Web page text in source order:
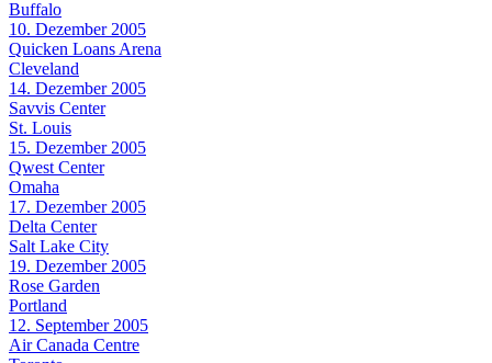
Buffalo
10. Dezember 2005
Quicken Loans Arena
Cleveland
14. Dezember 2005
Savvis Center
St. Louis
15. Dezember 2005
Qwest Center
Omaha
17. Dezember 2005
Delta Center
Salt Lake City
19. Dezember 2005
Rose Garden
Portland
12. September 2005
Air Canada Centre